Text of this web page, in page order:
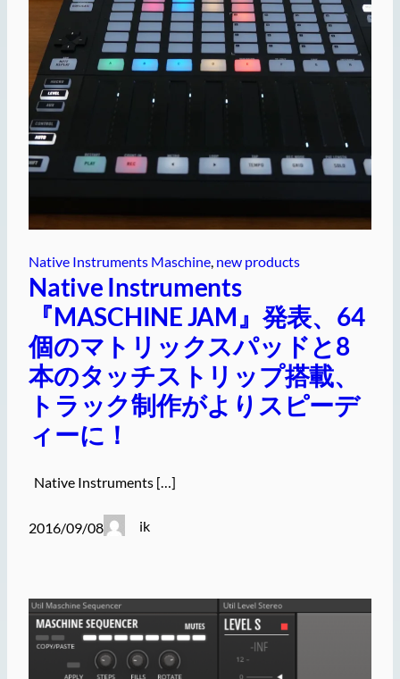
Native Instruments Maschine new products
Native Instruments
『MASCHINE JAM』発表、64
個のマトリックスパッドと8
本のタッチストリップ搭載、
トラック制作がよりスピーデ
ィーに！
Native Instruments […]
2016/09/08 ik